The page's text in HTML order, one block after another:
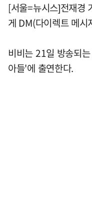
[서울=뉴시스]전재경
게 DM(다이렉트 메시
비비는 21일 방송되
아들'에 출연한다.